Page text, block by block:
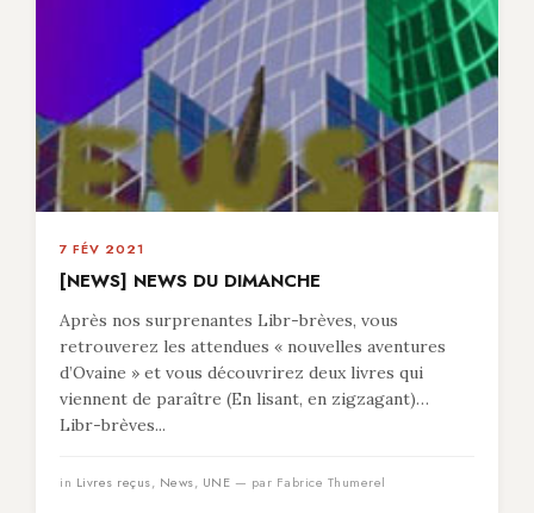
7 FÉV 2021
[NEWS] NEWS DU DIMANCHE
Après nos surprenantes Libr-brèves, vous
retrouverez les attendues « nouvelles aventures
d’Ovaine » et vous découvrirez deux livres qui
viennent de paraître (En lisant, en zigzagant)…
Libr-brèves...
in Livres reçus, News, UNE — par Fabrice Thumerel